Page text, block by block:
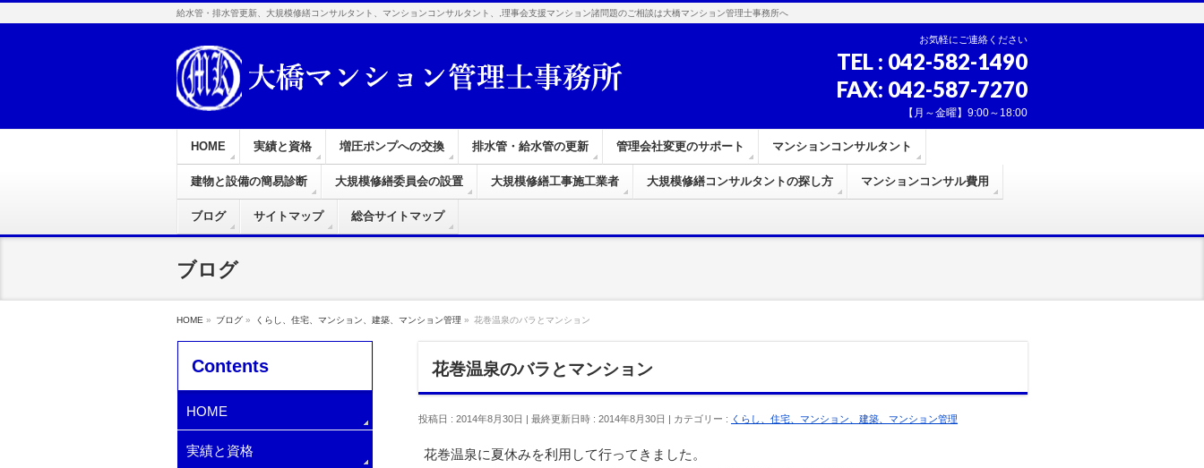
給水管・排水管更新、大規模修繕コンサルタント、マンションコンサルタント、,理事会支援マンション諸問題のご相談は大橋マンション管理士事務所へ
お気軽にご連絡ください
TEL : 042-582-1490
FAX: 042-587-7270
【月～金曜】9:00～18:00
HOME 実績と資格 増圧ポンプへの交換 排水管・給水管の更新 管理会社変更のサポート マンションコンサルタント
建物と設備の簡易診断 大規模修繕委員会の設置 大規模修繕工事施工業者 大規模修繕コンサルタントの探し方 マンションコンサル費用
ブログ サイトマップ 総合サイトマップ
ブログ
HOME » ブログ » くらし、住宅、マンション、建築、マンション管理 » 花巻温泉のバラとマンション
花巻温泉のバラとマンション
投稿日 : 2014年8月30日 最終更新日時 : 2014年8月30日 カテゴリー : くらし、住宅、マンション、建築、マンション管理
花巻温泉に夏休みを利用して行ってきました。
Contents
HOME
実績と資格